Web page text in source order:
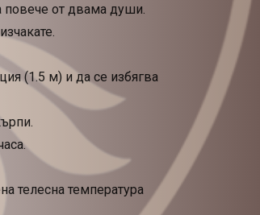
повече от двама души.
(1.5 м) и да се избягва
телесна температура